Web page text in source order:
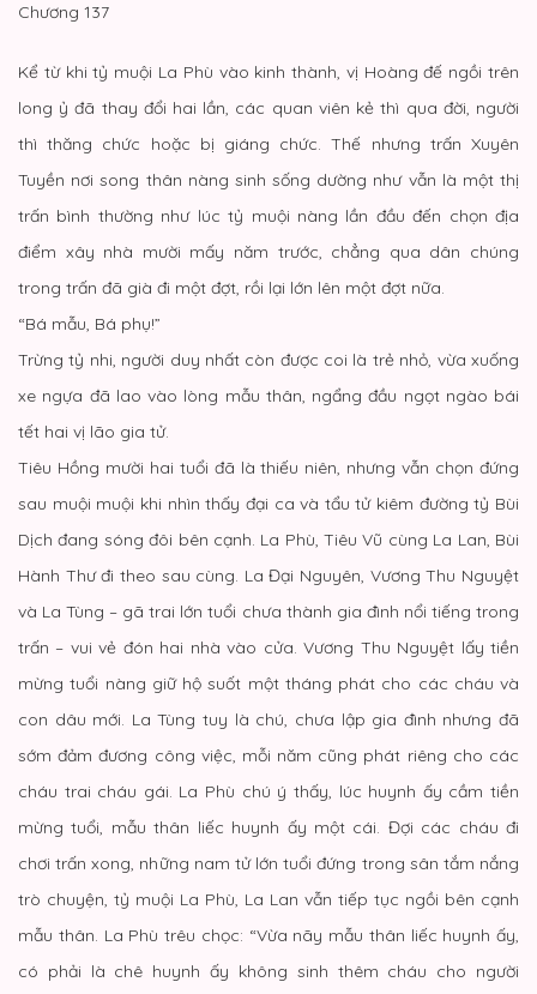
Chương 137
Kể từ khi tỷ muội La Phù vào kinh thành, vị Hoàng đế ngồi trên
long ỷ đã thay đổi hai lần, các quan viên kẻ thì qua đời, người
thì thăng chức hoặc bị giáng chức. Thế nhưng trấn Xuyên
Tuyền nơi song thân nàng sinh sống dường như vẫn là một thị
trấn bình thường như lúc tỷ muội nàng lần đầu đến chọn địa
điểm xây nhà mười mấy năm trước, chẳng qua dân chúng
trong trấn đã già đi một đợt, rồi lại lớn lên một đợt nữa.
“Bá mẫu, Bá phụ!”
Trừng tỷ nhi, người duy nhất còn được coi là trẻ nhỏ, vừa xuống
xe ngựa đã lao vào lòng mẫu thân, ngẩng đầu ngọt ngào bái
tết hai vị lão gia tử.
Tiêu Hồng mười hai tuổi đã là thiếu niên, nhưng vẫn chọn đứng
sau muội muội khi nhìn thấy đại ca và tẩu tử kiêm đường tỷ Bùi
Dịch đang sóng đôi bên cạnh. La Phù, Tiêu Vũ cùng La Lan, Bùi
Hành Thư đi theo sau cùng. La Đại Nguyên, Vương Thu Nguyệt
và La Tùng – gã trai lớn tuổi chưa thành gia đình nổi tiếng trong
trấn – vui vẻ đón hai nhà vào cửa. Vương Thu Nguyệt lấy tiền
mừng tuổi nàng giữ hộ suốt một tháng phát cho các cháu và
con dâu mới. La Tùng tuy là chú, chưa lập gia đình nhưng đã
sớm đảm đương công việc, mỗi năm cũng phát riêng cho các
cháu trai cháu gái. La Phù chú ý thấy, lúc huynh ấy cầm tiền
mừng tuổi, mẫu thân liếc huynh ấy một cái. Đợi các cháu đi
chơi trấn xong, những nam tử lớn tuổi đứng trong sân tắm nắng
trò chuyện, tỷ muội La Phù, La Lan vẫn tiếp tục ngồi bên cạnh
mẫu thân. La Phù trêu chọc: “Vừa nãy mẫu thân liếc huynh ấy,
có phải là chê huynh ấy không sinh thêm cháu cho người